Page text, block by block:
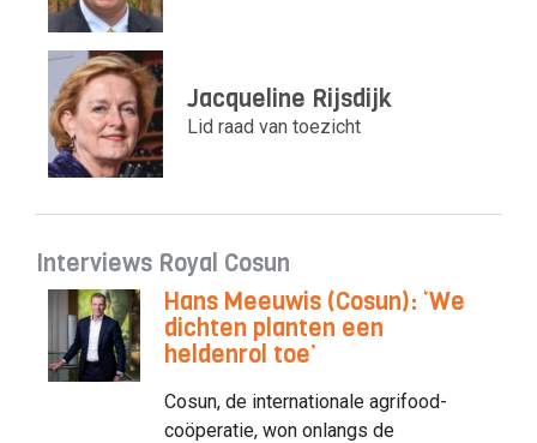
Jacqueline Rijsdijk
Lid raad van toezicht
Interviews Royal Cosun
Hans Meeuwis (Cosun): ‘We
dichten planten een
heldenrol toe’
Cosun, de internationale agrifood-
coöperatie, won onlangs de